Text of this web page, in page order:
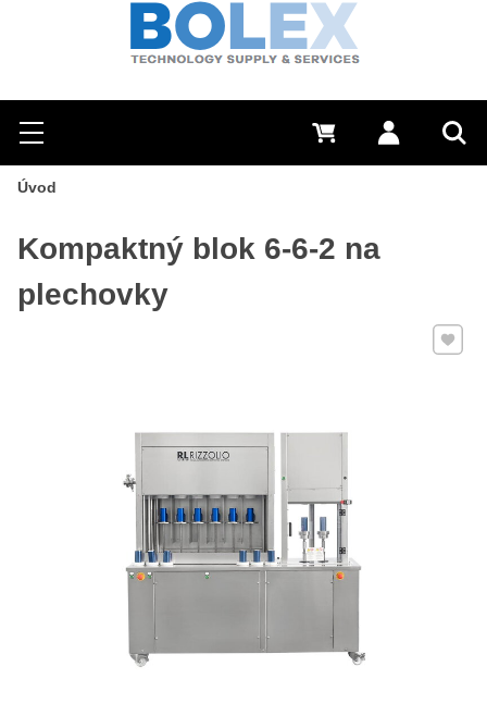
Hľadať
Menu Prihlásiť sa
0 €
Úvod
Kompaktný blok 6-6-2 na
plechovky
Pridať